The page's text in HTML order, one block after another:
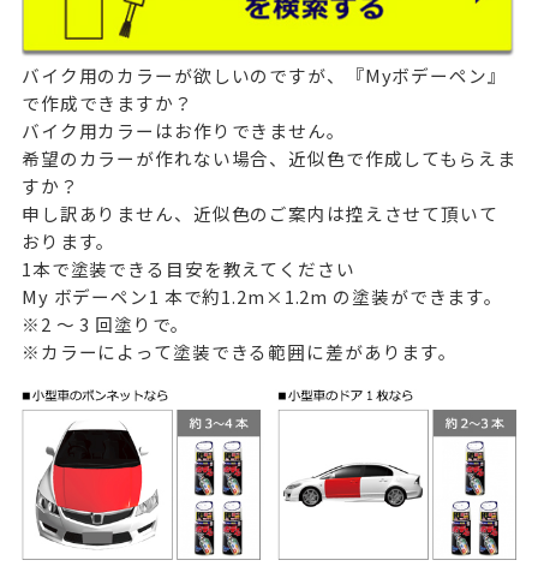
バイク用のカラーが欲しいのですが、『Myボデーペン』
で作成できますか？
バイク用カラーはお作りできません。
希望のカラーが作れない場合、近似色で作成してもらえま
すか？
申し訳ありません、近似色のご案内は控えさせて頂いて
おります。
1本で塗装できる目安を教えてください
My ボデーペン1 本で約1.2m×1.2m の塗装ができます。
※2 ～ 3 回塗りで。
※カラーによって塗装できる範囲に差があります。